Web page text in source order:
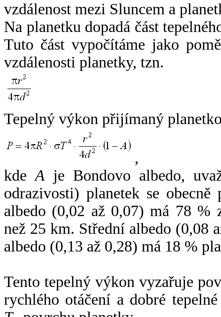
vzdálenost mezi Sluncem a
Na planetku dopadá část
Tuto část vypočítáme jako
vzdálenosti planetky, tzn.
Tepelný výkon přijímaný
,
kdeA je Bondovo albedo,
odrazivosti) planetek se
albedo (0,02 až 0,07) má 78 %
než 25 km. Střední albedo (0,08
albedo (0,13 až 0,28) má 18 %
Tento tepelný výkon vyzařuje
rychlého otáčení a dobré